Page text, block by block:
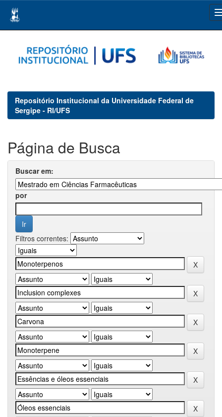
navigation
Repositório Institucional da Universidade Federal de
Sergipe - RI/UFS
Página de Busca
Buscar em:
por
Filtros correntes: